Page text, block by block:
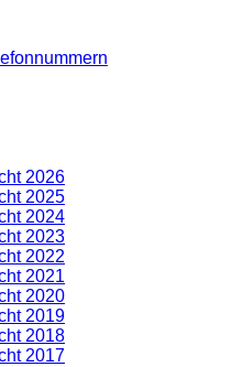
2026
2025
2024
2023
2022
2021
2020
2019
2018
2017